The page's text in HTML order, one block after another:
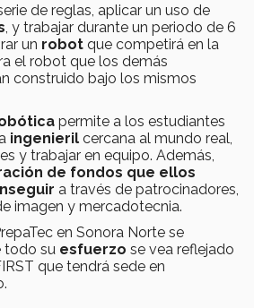
de reglas, aplicar un uso de
, y trabajar durante un periodo de 6
un robot que competirá en la
el robot que los demás
construido bajo los mismos
permite a los estudiantes
ingenieril cercana al mundo real,
y trabajar en equipo. Además,
de fondos que ellos
a través de patrocinadores,
imagen y mercadotecnia.
en Sonora Norte se
todo su esfuerzo se vea reflejado
que tendrá sede en